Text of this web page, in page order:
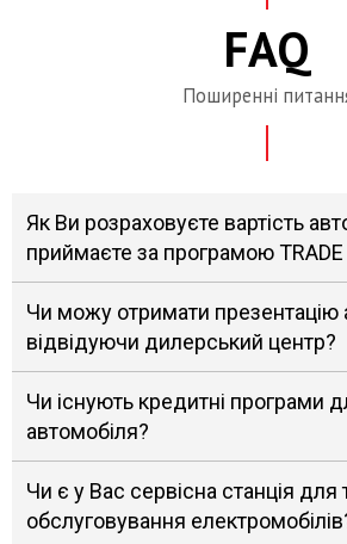
FAQ
Поширенні
Як Ви розраховуєте вартість
приймаєте за програмою TRADE
Чи можу отримати презентацію
відвідуючи дилерський центр?
Чи існують кредитні програми
автомобіля?
Чи є у Вас сервісна станція для
обслуговування